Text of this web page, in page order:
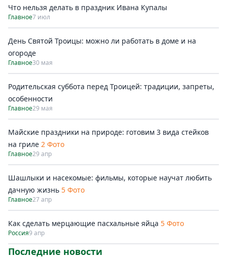
Что нельзя делать в праздник Ивана Купалы
Главное7 июл
День Святой Троицы: можно ли работать в доме и на
огороде
Главное30 мая
Родительская суббота перед Троицей: традиции, запреты,
особенности
Главное29 мая
Майские праздники на природе: готовим 3 вида стейков
на гриле 2 Фото
Главное29 апр
Шашлыки и насекомые: фильмы, которые научат любить
дачную жизнь 5 Фото
Главное27 апр
Как сделать мерцающие пасхальные яйца 5 Фото
Россия9 апр
Последние новости